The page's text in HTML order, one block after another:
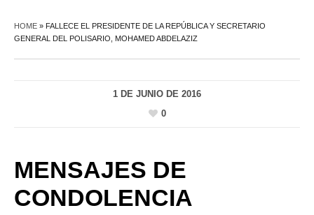
HOME » FALLECE EL PRESIDENTE DE LA REPÚBLICA Y SECRETARIO
GENERAL DEL POLISARIO, MOHAMED ABDELAZIZ
1 DE JUNIO DE 2016
0
MENSAJES DE
CONDOLENCIA